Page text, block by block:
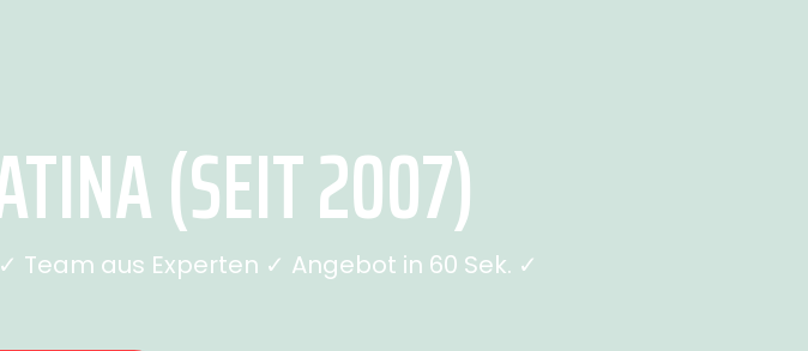
(SEIT 2007)
Team aus Experten ✓ Angebot in 60 Sek. ✓